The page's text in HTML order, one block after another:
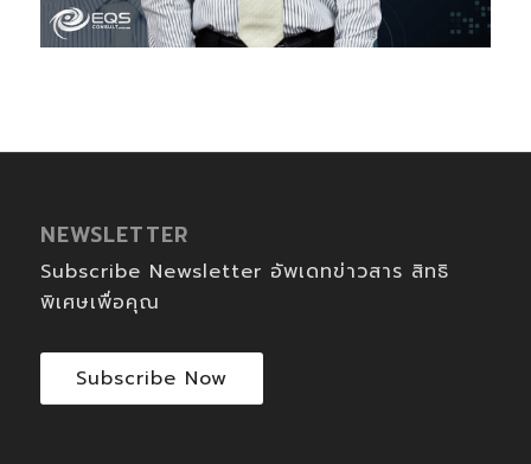
NEWSLETTER
Subscribe Newsletter อัพเดทข่าวสาร สิทธิ
พิเศษเพื่อคุณ
Subscribe Now